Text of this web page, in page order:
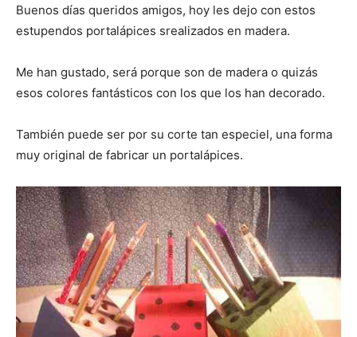
p
r
r
e
n
w
t
r
)
p
r
r
e
n
e
o
p
a
r
r
e
n
t
r
t
p
a
r
r
e
n
i p
r
e
n
t
Buenos días queridos amigos, hoy les dejo con estos
estupendos portalápices srealizados en madera.
Me han gustado, será porque son de madera o quizás
esos colores fantásticos con los que los han decorado.
También puede ser por su corte tan especiel, una forma
muy original de fabricar un portalápices.